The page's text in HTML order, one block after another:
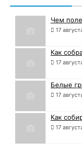
Чем
17
Как
17
Белые
17
Как
17